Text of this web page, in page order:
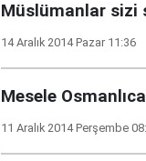
Müslümanlar sizi
14 Aralık 2014 Pazar 11:36
Mesele
11 Aralık 2014 Perşembe